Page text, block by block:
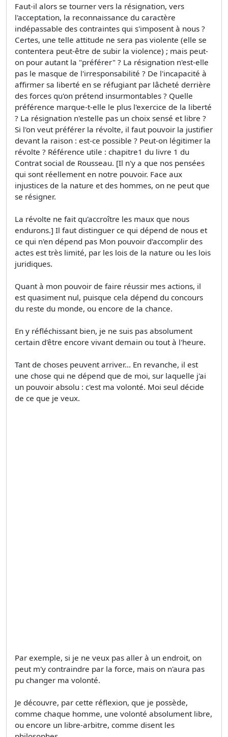
Faut-il alors se tourner vers la résignation, vers
l'acceptation, la reconnaissance du caractère
indépassable des contraintes qui s'imposent à nous ?
Certes, une telle attitude ne sera pas violente (elle se
contentera peut-être de subir la violence) ; mais peut-
on pour autant la "préférer" ? La résignation n'est-elle
pas le masque de l'irresponsabilité ? De l'incapacité à
affirmer sa liberté en se réfugiant par lâcheté derrière
des forces qu'on prétend insurmontables ? Quelle
préférence marque-t-elle le plus l'exercice de la liberté
? La résignation n'estelle pas un choix sensé et libre ?
Si l'on veut préférer la révolte, il faut pouvoir la justifier
devant la raison : est-ce possible ? Peut-on légitimer la
révolte ? Référence utile : chapitre1 du livre 1 du
Contrat social de Rousseau. [Il n'y a que nos pensées
qui sont réellement en notre pouvoir. Face aux
injustices de la nature et des hommes, on ne peut que
se résigner.
La révolte ne fait qu'accroître les maux que nous
endurons.] Il faut distinguer ce qui dépend de nous et
ce qui n'en dépend pas Mon pouvoir d'accomplir des
actes est très limité, par les lois de la nature ou les lois
juridiques.
Quant à mon pouvoir de faire réussir mes actions, il
est quasiment nul, puisque cela dépend du concours
du reste du monde, ou encore de la chance.
En y réfléchissant bien, je ne suis pas absolument
certain d'être encore vivant demain ou tout à l'heure.
Tant de choses peuvent arriver... En revanche, il est
une chose qui ne dépend que de moi, sur laquelle j'ai
un pouvoir absolu : c'est ma volonté. Moi seul décide
de ce que je veux.
Par exemple, si je ne veux pas aller à un endroit, on
peut m'y contraindre par la force, mais on n'aura pas
pu changer ma volonté.
Je découvre, par cette réflexion, que je possède,
comme chaque homme, une volonté absolument libre,
ou encore un libre-arbitre, comme disent les